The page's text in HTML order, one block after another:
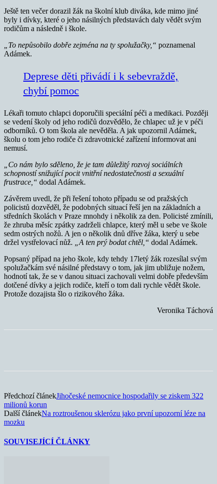
Ještě ten večer dorazil žák na školní klub diváka, kde mimo jiné
byly i dívky, které o jeho násilných představách daly vědět svým
rodičům a následně i škole.
„To nepůsobilo dobře zejména na ty spolužačky,“ poznamenal
Adámek.
Deprese děti přivádí i k sebevraždě,
chybí pomoc
Lékaři tomuto chlapci doporučili speciální péči a medikaci. Později
se vedení školy od jeho rodičů dozvědělo, že chlapec už je v péči
odborníků. O tom škola ale nevěděla. A jak upozornil Adámek,
školu o tom jeho rodiče či zdravotnické zařízení informovat ani
nemusí.
„Co nám bylo sděleno, že je tam důležitý rozvoj sociálních
schopností snižující pocit vnitřní nedostatečnosti a sexuální
frustrace,“ dodal Adámek.
Závěrem uvedl, že při řešení tohoto případu se od pražských
policistů dozvěděl, že podobných situací řeší jen na základních a
středních školách v Praze mnohdy i několik za den. Policisté zmínili,
že zhruba měsíc zpátky zadrželi chlapce, který měl u sebe ve škole
sedm ostrých nožů. A jen o několik dnů dříve žáka, který u sebe
držel vystřelovací nůž. „A ten prý bodat chtěl,“ dodal Adámek.
Popsaný případ na jeho škole, kdy tehdy 17letý žák rozesílal svým
spolužačkám své násilné představy o tom, jak jim ubližuje nožem,
hodnotí tak, že se v danou situaci zachovali velmi dobře především
dotčené dívky a jejich rodiče, kteří o tom dali rychle vědět škole.
Protože dozajista šlo o rizikového žáka.
Veronika Táchová
Předchozí článekJihočeské nemocnice hospodařily se ziskem 322
milionů korun
Další článekNa roztroušenou sklerózu jako první upozorní léze na
mozku
SOUVISEJÍCÍ ČLÁNKY